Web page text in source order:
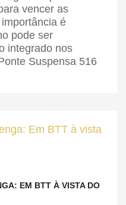
vencer as
é
pode ser
integrado nos
Suspensa 516
EM BTT À VISTA DO